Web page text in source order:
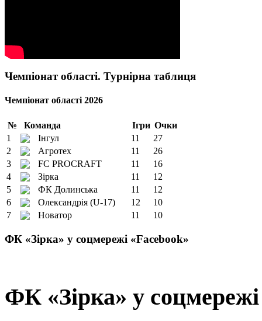
Чемпіонат області. Турнірна таблиця
Чемпіонат області 2026
№ Команда Ігри Очки
1
Інгул 11
27
2
Агротех 11
26
3
FC PROCRAFT 11
16
4
Зірка 11
12
5
ФК Долинська 11
12
6
Олександрія (U-17) 12
10
7
Новатор 11 10
ФК «Зірка» у соцмережі «Facebook»
ФК «Зірка» у